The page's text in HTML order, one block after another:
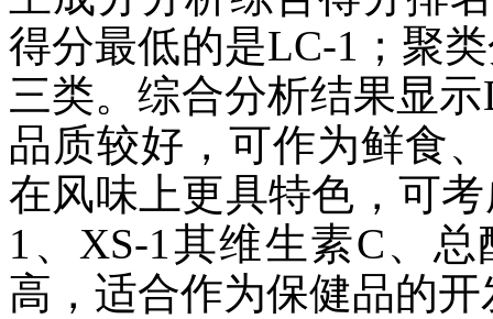
得分最低的是LC-1；聚
三类。综合分析结果显
品质较好，可作为鲜食
在风味上更具特色，可
1、XS-1其维生素C、
高，适合作为保健品的